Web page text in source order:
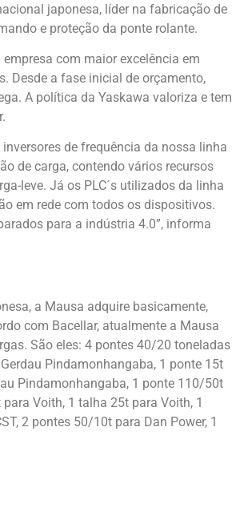
japonesa, líder na fabricação de
e proteção da ponte rolante.
com maior excelência em
Desde a fase inicial de orçamento,
A política da Yaskawa valoriza e tem
de frequência da nossa linha
de carga, contendo vários recursos
leve. Já os PLC´s utilizados da linha
em rede com todos os dispositivos.
para a indústria 4.0”, informa
a Mausa adquire basicamente,
com Bacellar, atualmente a Mausa
São eles: 4 pontes 40/20 toneladas
Pindamonhangaba, 1 ponte 15t
Pindamonhangaba, 1 ponte 110/50t
Voith, 1 talha 25t para Voith, 1
2 pontes 50/10t para Dan Power, 1